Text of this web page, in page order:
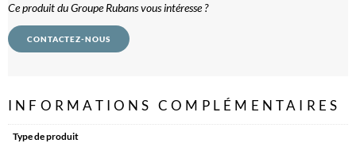
Ce produit du Groupe Rubans vous intéresse ?
CONTACTEZ-NOUS
INFORMATIONS COMPLÉMENTAIRES
Type de produit